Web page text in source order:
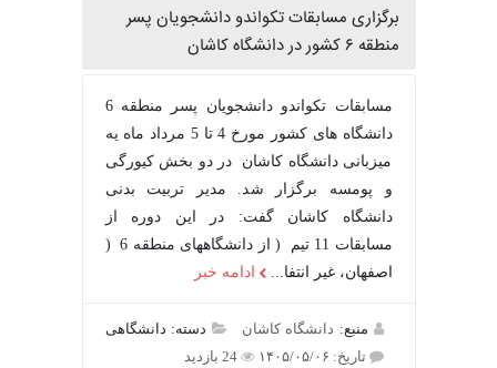
برگزاری مسابقات تکواندو دانشجویان پسر
منطقه ۶ کشور در دانشگاه کاشان
مسابقات تکواندو دانشجویان پسر منطقه 6
دانشگاه های کشور مورخ 4 تا 5 مرداد ماه یه
میزبانی دانشگاه کاشان در دو بخش کیورگی
و پومسه برگزار شد. مدیر تربیت بدنی
دانشگاه کاشان گفت: در این دوره از
مسابقات 11 تیم ( از دانشگاههای منطقه 6 (
اصفهان، غیر انتفا...
ادامه خبر
منبع:دانشگاه کاشان
دسته: دانشگاهی
تاریخ: ۱۴۰۵/۰۵/۰۶
24 بازدید